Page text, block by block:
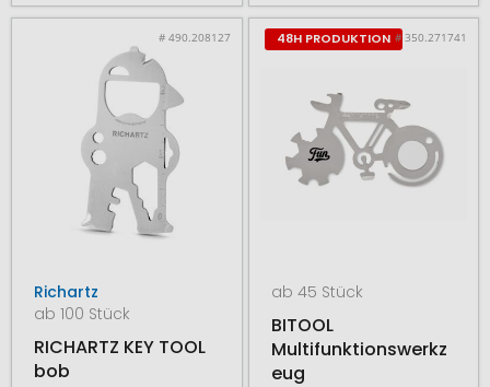
# 490.208127
Richartz
ab 100 Stück
RICHARTZ KEY TOOL
bob
48H PRODUKTION # 350.271741
ab 45 Stück
BITOOL
Multifunktionswerkz
eug